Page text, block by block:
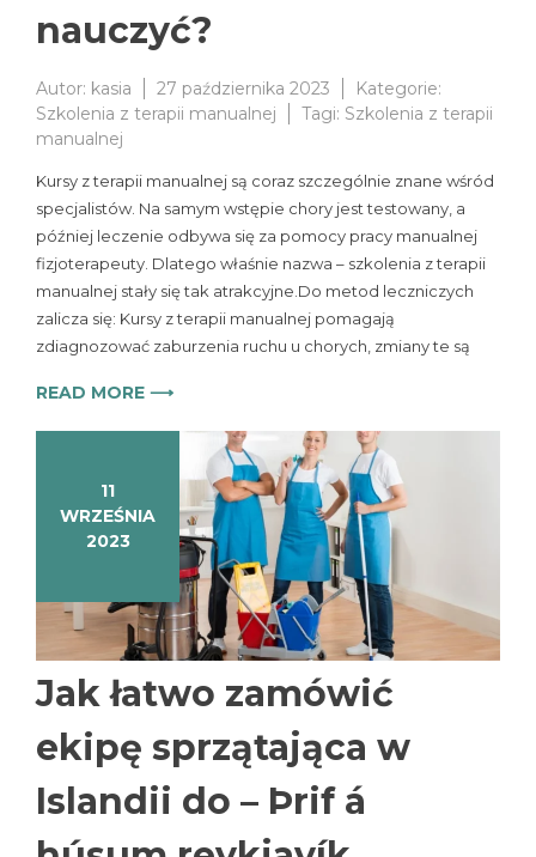
nauczyć?
Autor: kasia 27 października 2023
Kategorie:
Szkolenia z terapii manualnej
Tagi: Szkolenia z terapii
manualnej
Kursy z terapii manualnej są coraz szczególnie znane wśród
specjalistów. Na samym wstępie chory jest testowany, a
później leczenie odbywa się za pomocy pracy manualnej
fizjoterapeuty. Dlatego właśnie nazwa – szkolenia z terapii
manualnej stały się tak atrakcyjne.Do metod leczniczych
zalicza się: Kursy z terapii manualnej pomagają
zdiagnozować zaburzenia ruchu u chorych, zmiany te są
READ MORE ⟶
11
WRZEŚNIA
2023
Jak łatwo zamówić
ekipę sprzątająca w
Islandii do – Þrif á